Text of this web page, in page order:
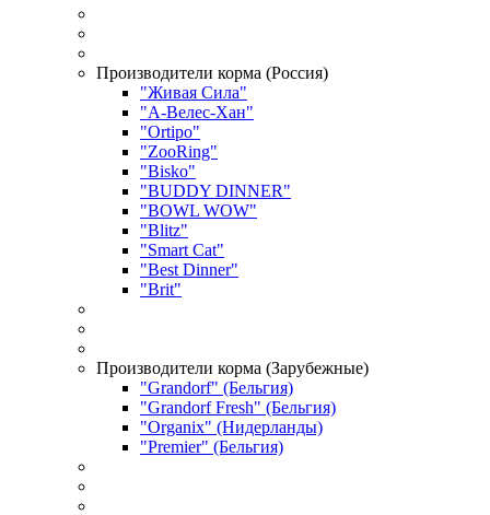
Производители корма (Россия)
"Живая Сила"
"А-Велес-Хан"
"Ortipo"
"ZooRing"
"Bisko"
"BUDDY DINNER"
"BOWL WOW"
"Blitz"
"Smart Cat"
"Best Dinner"
"Brit"
Производители корма (Зарубежные)
"Grandorf" (Бельгия)
"Grandorf Fresh" (Бельгия)
"Organix" (Нидерланды)
"Premier" (Бельгия)